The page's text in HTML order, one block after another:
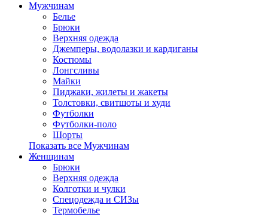
Мужчинам
Белье
Брюки
Верхняя одежда
Джемперы, водолазки и кардиганы
Костюмы
Лонгсливы
Майки
Пиджаки, жилеты и жакеты
Толстовки, свитшоты и худи
Футболки
Футболки-поло
Шорты
Показать все Мужчинам
Женщинам
Брюки
Верхняя одежда
Колготки и чулки
Спецодежда и СИЗы
Термобелье